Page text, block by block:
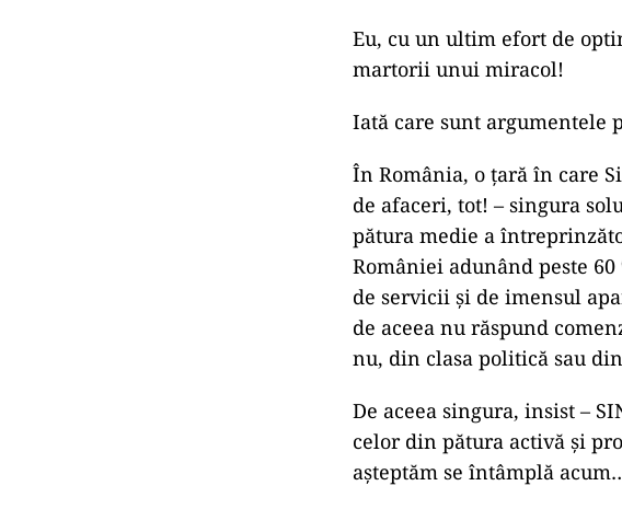
Eu, cu un ultim efort de
martorii unui miracol!
Iată care sunt argumentele
În România, o țară în care
de afaceri, tot! – singura
pătura medie a
României adunând peste
de servicii și de imensul
de aceea nu răspund
nu, din clasa politică sau
De aceea singura, insist –
celor din pătura activă și
așteptăm se întâmplă